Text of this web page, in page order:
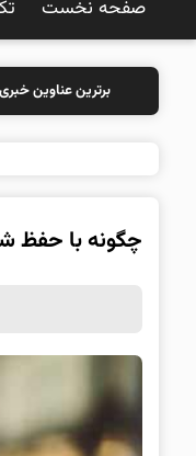
صفحه نخست
برترین عناوین خبری
چگونه با حفظ